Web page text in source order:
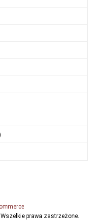
prawa zastrzeżone.